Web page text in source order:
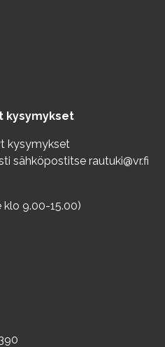
kysymykset
kysymykset
sähköpostitse rautuki@vr.fi
9.00-15.00)